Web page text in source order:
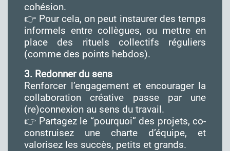
cohésion.
👉 Pour cela, on peut instaurer des temps
informels entre collègues, ou mettre en
place des rituels collectifs réguliers
(comme des points hebdos).
3. Redonner du sens
Renforcer l’engagement et encourager la
collaboration créative passe par une
(re)connexion au sens du travail.
👉 Partagez le “pourquoi” des projets, co-
construisez une charte d’équipe, et
valorisez les succès, petits et grands.